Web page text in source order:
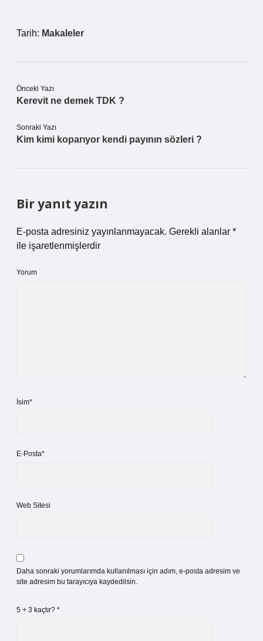
Tarih: Makaleler
Önceki Yazı
Kerevit ne demek TDK ?
Sonraki Yazı
Kim kimi koparıyor kendi payının sözleri ?
Bir yanıt yazın
E-posta adresiniz yayınlanmayacak. Gerekli alanlar *
ile işaretlenmişlerdir
Yorum
İsim*
E-Posta*
Web Sitesi
Daha sonraki yorumlarımda kullanılması için adım, e-posta adresim ve
site adresim bu tarayıcıya kaydedilsin.
5 + 3 kaçtır? *